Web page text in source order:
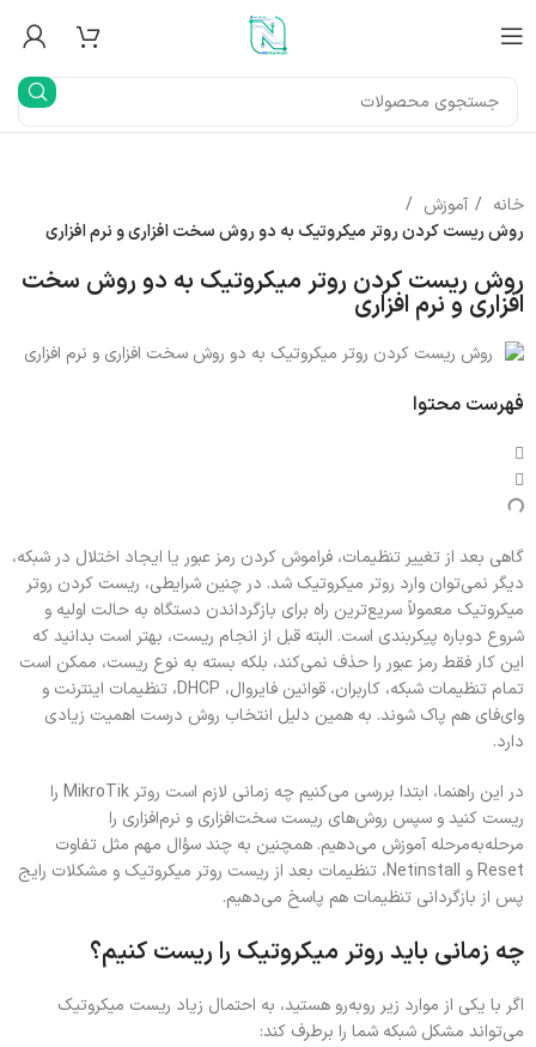
خانه
آموزش
روش ریست کردن روتر میکروتیک به دو روش سخت افزاری و نرم افزاری
روش ریست کردن روتر میکروتیک به دو روش سخت
افزاری و نرم افزاری
فهرست محتوا
گاهی بعد از تغییر تنظیمات، فراموش کردن رمز عبور یا ایجاد اختلال در شبکه،
دیگر نمی‌توان وارد روتر میکروتیک شد. در چنین شرایطی، ریست کردن روتر
میکروتیک معمولاً سریع‌ترین راه برای بازگرداندن دستگاه به حالت اولیه و
شروع دوباره پیکربندی است. البته قبل از انجام ریست، بهتر است بدانید که
این کار فقط رمز عبور را حذف نمی‌کند، بلکه بسته به نوع ریست، ممکن است
تمام تنظیمات شبکه، کاربران، قوانین فایروال، DHCP، تنظیمات اینترنت و
وای‌فای هم پاک شوند. به همین دلیل انتخاب روش درست اهمیت زیادی
دارد.
در این راهنما، ابتدا بررسی می‌کنیم چه زمانی لازم است روتر MikroTik را
ریست کنید و سپس روش‌های ریست سخت‌افزاری و نرم‌افزاری را
مرحله‌به‌مرحله آموزش می‌دهیم. همچنین به چند سؤال مهم مثل تفاوت
Reset و Netinstall، تنظیمات بعد از ریست روتر میکروتیک و مشکلات رایج
پس از بازگردانی تنظیمات هم پاسخ می‌دهیم.
چه زمانی باید روتر میکروتیک را ریست کنیم؟
اگر با یکی از موارد زیر روبه‌رو هستید، به احتمال زیاد ریست میکروتیک
می‌تواند مشکل شبکه شما را برطرف کند: